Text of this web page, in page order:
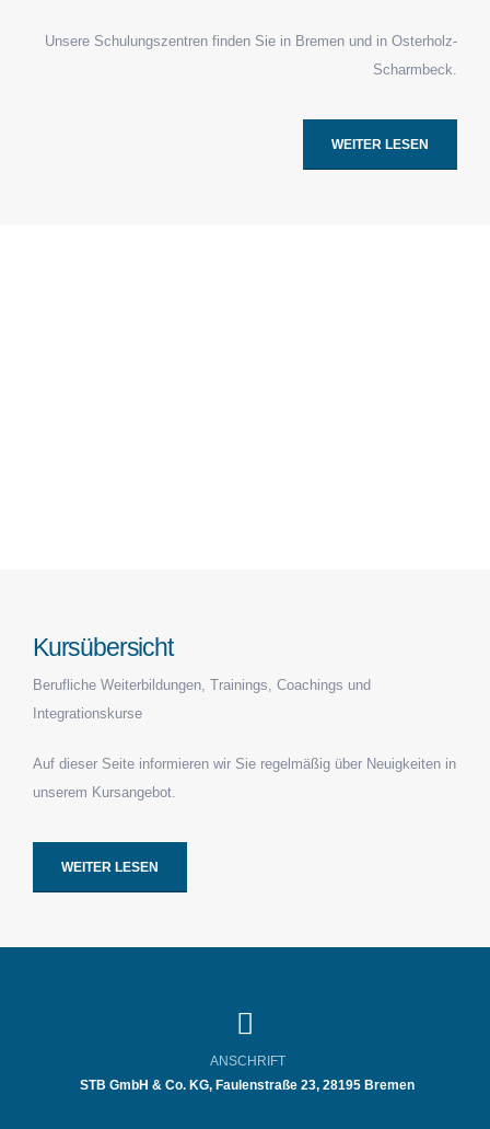
Unsere Schulungszentren finden Sie in Bremen und in Osterholz-
Scharmbeck.
WEITER LESEN
Kursübersicht
Berufliche Weiterbildungen, Trainings, Coachings und
Integrationskurse
Auf dieser Seite informieren wir Sie regelmäßig über Neuigkeiten in
unserem Kursangebot.
WEITER LESEN
ANSCHRIFT
STB GmbH & Co. KG, Faulenstraße 23, 28195 Bremen